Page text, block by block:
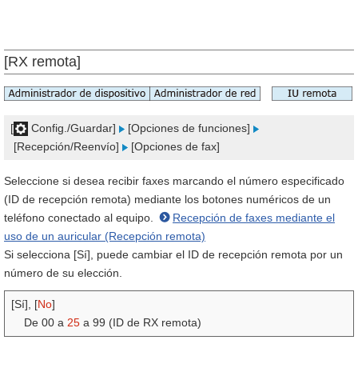
[RX remota]
[ Config./Guardar]
[Opciones de funciones]
[Recepción/Reenvío]
[Opciones de fax]
Seleccione si desea recibir faxes marcando el número especificado
(ID de recepción remota) mediante los botones numéricos de un
teléfono conectado al equipo.
Recepción de faxes mediante el
uso de un auricular (Recepción remota)
Si selecciona [Sí], puede cambiar el ID de recepción remota por un
número de su elección.
[Sí], [No]
De 00 a 25 a 99 (ID de RX remota)